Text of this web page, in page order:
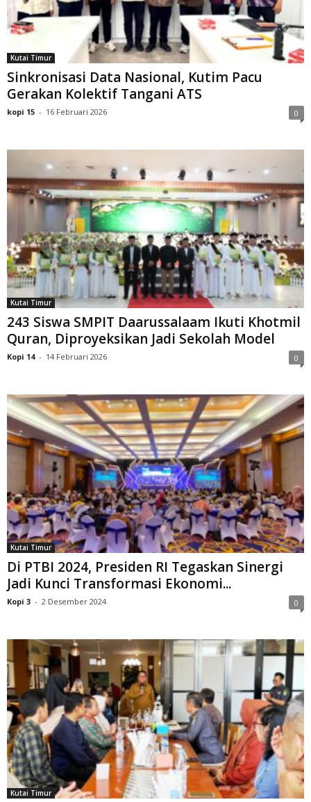
Kutai Timur
Sinkronisasi Data Nasional, Kutim Pacu
Gerakan Kolektif Tangani ATS
kopi 15 - 16 Februari 2026 0
Kutai Timur
243 Siswa SMPIT Daarussalaam Ikuti Khotmil
Quran, Diproyeksikan Jadi Sekolah Model
Kopi 14 - 14 Februari 2026 0
Kutai Timur
Di PTBI 2024, Presiden RI Tegaskan Sinergi
Jadi Kunci Transformasi Ekonomi...
Kopi 3 - 2 Desember 2024 0
Kutai Timur